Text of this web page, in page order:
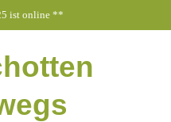
ist online **